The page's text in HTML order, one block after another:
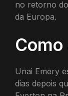
no retorno
da Europa.
Unai Emery
dias depois